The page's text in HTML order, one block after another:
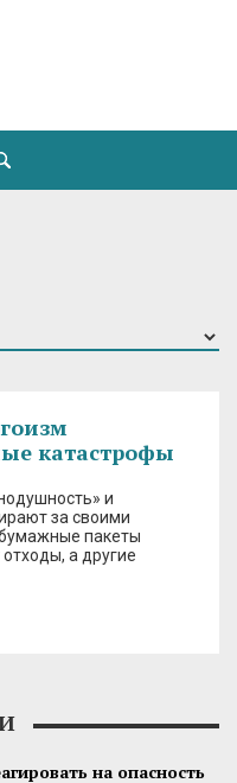
катастрофы
и
за своими
пакеты
а другие
на опасность